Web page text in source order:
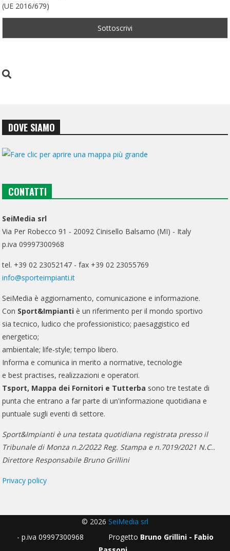
(UE 2016/679)
DOVE SIAMO
CONTATTI
SeiMedia srl
Via Per Robecco 91 - 20092 Cinisello Balsamo (MI) - Italy
p.iva 09997300968
tel. +39 02 23052147 - fax +39 02 23055769
info@sporteimpianti.it
SeiMedia è aggiornamento, comunicazione e informazione.
Con Sport&Impianti è un riferimento per il mondo sportivo
sia tecnico, ludico che professionistico; paesaggistico ed
energetico;
ambientale; life-style; tempo libero.
Informa e comunica in merito a normative, tecnologie
e best practises, realizzazioni e operatori.
Tsport, Mappa dei Fornitori e Tutterba sono tre testate di
punta che entrano a far parte di un'informazione quotidiana e
puntuale sugli eventi di settore.
Sport&Impianti è una testata quotidiana registrata presso il
Tribunale di Monza n.2/2022 Reg. Stampa e n.7019/2021 N.C..
Direttore Responsabile Bruno Grillini
Privacy policy
© 2026 SeiMedia srl
- p.iva 09997300968 Progetto Bruno Grillini - Fabio